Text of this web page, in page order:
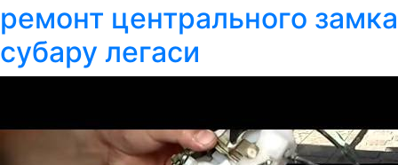
ремонт центрального замка
субару легаси